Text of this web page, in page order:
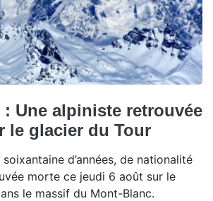
Une alpiniste retrouvée
le glacier du Tour
soixantaine d’années, de nationalité
morte ce jeudi 6 août sur le
le massif du Mont-Blanc.